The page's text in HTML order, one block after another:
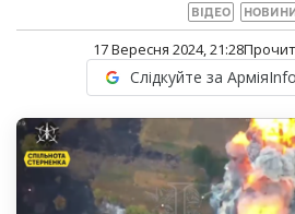
ВІДЕО НОВИНИ
17 Вересня 2024, 21:28
Слідкуйте за